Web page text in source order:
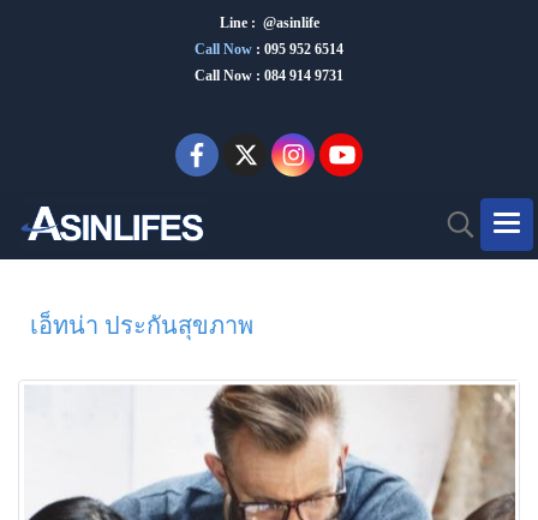
Line : @asinlife
Call Now : 095 952 6514
Call Now : 084 914 9731
เอ็ทน่า ประกันสุขภาพ